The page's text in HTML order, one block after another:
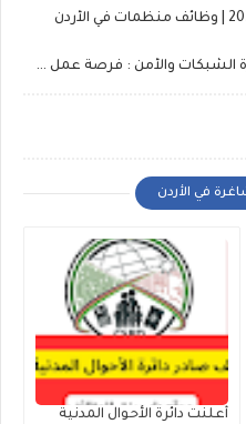
إعلان توظيف مطلوب أخصائي إدارة الشبكات والأمن : فرصة عمل في عمّان الشميساني
في الأردن
أعلنت دائرة الأحوال المدنية